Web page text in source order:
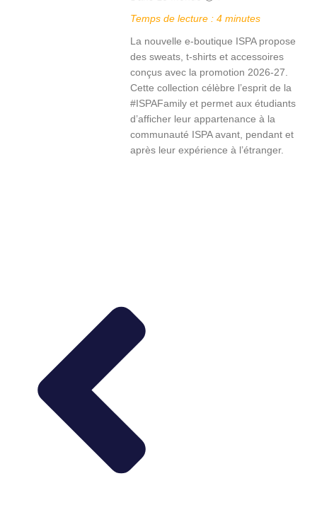
Temps de lecture : 4 minutes
La nouvelle e-boutique ISPA propose
des sweats, t-shirts et accessoires
conçus avec la promotion 2026-27.
Cette collection célèbre l’esprit de la
#ISPAFamily et permet aux étudiants
d’afficher leur appartenance à la
communauté ISPA avant, pendant et
après leur expérience à l’étranger.